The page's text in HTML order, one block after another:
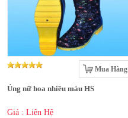
Mua Hàng
Ủng nữ hoa nhiều màu HS
Giá : Liên Hệ